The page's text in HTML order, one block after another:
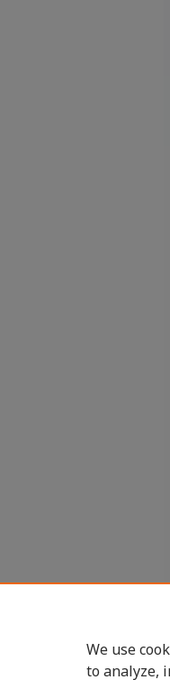
We use
to analyze,